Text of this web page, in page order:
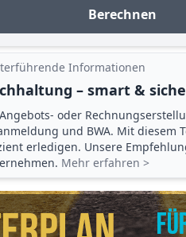
Berechnen
Informationen
– smart &
oder
und BWA. Mit diesem
erledigen. Unsere
Mehr erfahren >